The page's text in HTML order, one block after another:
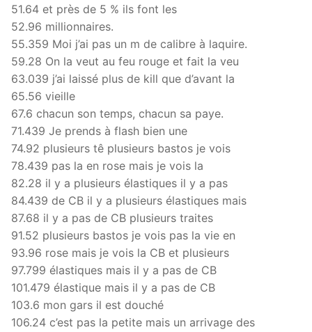
51.64 et près de 5 % ils font les
52.96 millionnaires.
55.359 Moi j’ai pas un m de calibre à laquire.
59.28 On la veut au feu rouge et fait la veu
63.039 j’ai laissé plus de kill que d’avant la
65.56 vieille
67.6 chacun son temps, chacun sa paye.
71.439 Je prends à flash bien une
74.92 plusieurs tê plusieurs bastos je vois
78.439 pas la en rose mais je vois la
82.28 il y a plusieurs élastiques il y a pas
84.439 de CB il y a plusieurs élastiques mais
87.68 il y a pas de CB plusieurs traites
91.52 plusieurs bastos je vois pas la vie en
93.96 rose mais je vois la CB et plusieurs
97.799 élastiques mais il y a pas de CB
101.479 élastique mais il y a pas de CB
103.6 mon gars il est douché
106.24 c’est pas la petite mais un arrivage des